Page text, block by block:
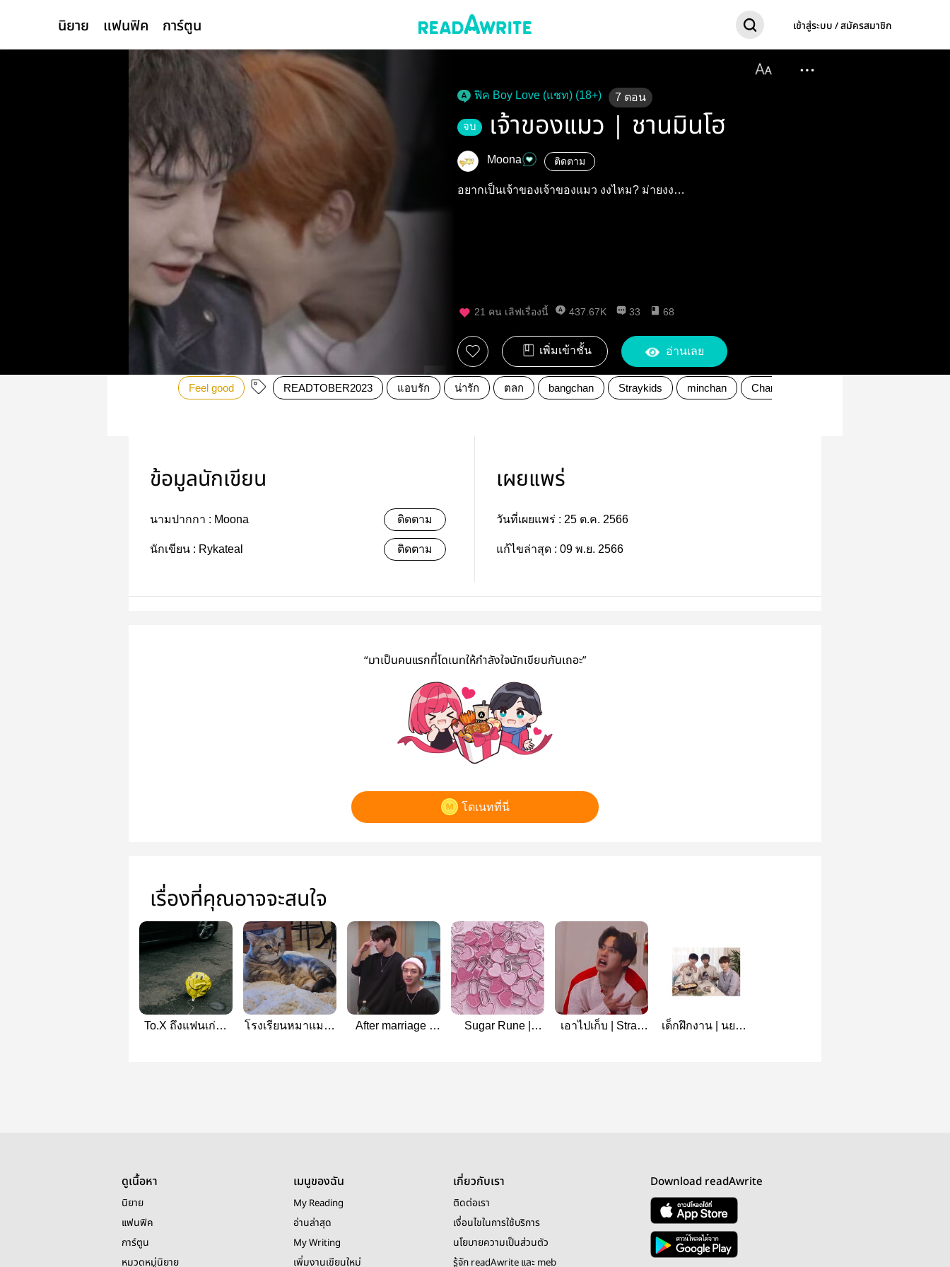
นิยาย แฟนฟิค การ์ตูน เข้าสู่ระบบ / สมัครสมาชิก
ฟิค Boy Love (แชท) (18+) 7 ตอน
จบ เจ้าของแมว | ชานมินโฮ
Moona ติดตาม
อยากเป็นเจ้าของเจ้าของแมว งงไหม? ม่ายงง…
21 คน เลิฟเรื่องนี้ 437.67K 33 68
เพิ่มเข้าชั้น อ่านเลย
Feel good READTOBER2023 แอบรัก น่ารัก ตลก bangchan Straykids minchan ChanMinho
ข้อมูลนักเขียน
นามปากกา : Moona ติดตาม
นักเขียน : Rykateal ติดตาม
เผยแพร่
วันที่เผยแพร่ : 25 ต.ค. 2566
แก้ไขล่าสุด : 09 พ.ย. 2566
“มาเป็นคนแรกที่โดเนทให้กำลังใจนักเขียนกันเถอะ”
โดเนทที่นี่
เรื่องที่คุณอาจจะสนใจ
To.X ถึงแฟนเก่า |
โรงเรียนหมาแมว |
After marriage |
Sugar Rune |
เอาไปเก็บ | Stray
เด็กฝึกงาน | นยอน
ดูเนื้อหา
นิยาย
แฟนฟิค
การ์ตูน
หมวดหมู่นิยาย
เมนูของฉัน
My Reading
อ่านล่าสุด
My Writing
เพิ่มงานเขียนใหม่
เกี่ยวกับเรา
ติดต่อเรา
เงื่อนไขในการใช้บริการ
นโยบายความเป็นส่วนตัว
รู้จัก readAwrite และ meb
Download readAwrite